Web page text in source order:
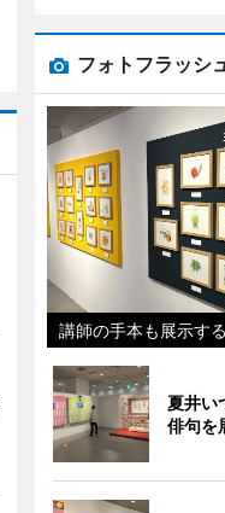
フォトフラッシ
講師の手本も展示する
夏井い
俳句を